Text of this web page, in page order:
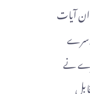
راست سے بھٹکا دیا۔‘‘ (الأحزاب : ٦٧) علماء نے ان آیات
نے